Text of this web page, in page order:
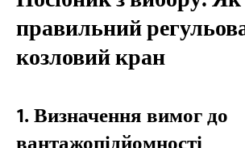
правильний
козловий кран
1. Визначення вимог до